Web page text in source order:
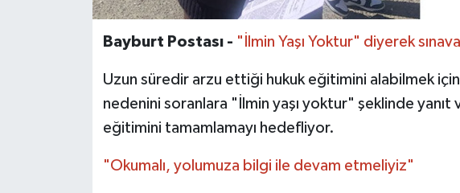
Bayburt Postası - "İlmin Yaşı Yoktur" diyerek
Uzun süredir arzu ettiği hukuk eğitimini alabilmek için
nedenini soranlara "İlmin yaşı yoktur" şeklinde yanıt
eğitimini tamamlamayı hedefliyor.
"Okumalı, yolumuza bilgi ile devam etmeliyiz"